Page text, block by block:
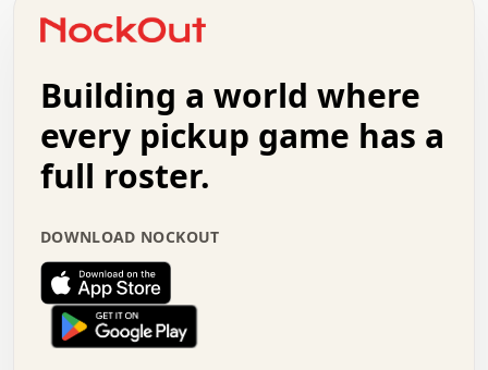
+   .   .   .   .   .   .   .   .   .   +   .   .
.   .   .   .   .   .   .   .   .   .   .   :   .
.   .   .   .   +   .   .   .   .   .   .   .   +
.   :   .   .   .   .   .   .   .   .   o   .   .
.   .   x   .   .   .   .   .   .   :   .   .   o
.   .   .   .   :   .   .   .   .   o   .   .   .
.   .   .   .   .   .   .   :   .   .   .   .   .
.   .   .   .   .   .   .   +   .   .   x   .   .
.   .   .   .   .   :   +   .   .   .   .   .   o
.   .   .   .   .   .   .   .   .   .   .   .   .
.   .   :   o   .   .   .   .   .   .   .   +   .
.   o   .   .   .   .   x   .   .   .   .   .   .
Building a world where
every pickup game has a
full roster.
DOWNLOAD NOCKOUT